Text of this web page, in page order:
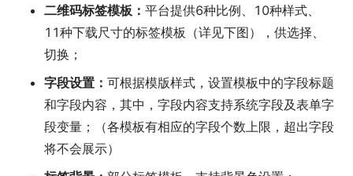
二维码标签模板： 平台提供6种比例、10种样式、
11种下载尺寸的标签模板（详见下图），供选择、
切换；
字段设置： 可根据模版样式，设置模板中的字段标题
和字段内容，其中，字段内容支持系统字段及表单字
段变量；（各模板有相应的字段个数上限，超出字段
将不会展示）